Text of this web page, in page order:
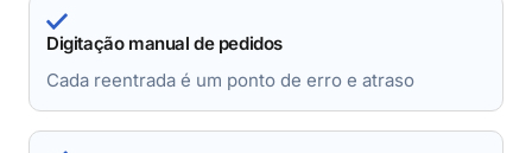
Digitação manual de pedidos
Cada reentrada é um ponto de erro e atraso